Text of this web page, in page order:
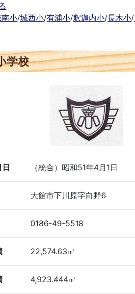
小/城西小/有浦小/釈迦内小/長木小/
学校
日 （統合）昭和51年4月1日
大館市下川原字向野6
0186-49-5518
22,574.63㎡
4,923.444㎡